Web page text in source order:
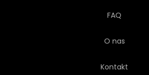
FAQ
O nas
Kontakt